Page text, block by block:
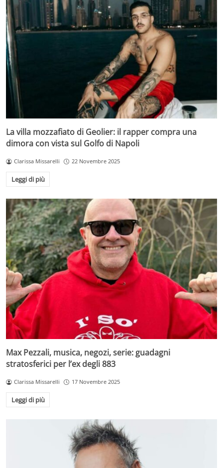
La villa mozzafiato di Geolier: il rapper compra una
dimora con vista sul Golfo di Napoli
Clarissa Missarelli 22 Novembre 2025
Leggi di più
Max Pezzali, musica, negozi, serie: guadagni
stratosferici per l’ex degli 883
Clarissa Missarelli 17 Novembre 2025
Leggi di più